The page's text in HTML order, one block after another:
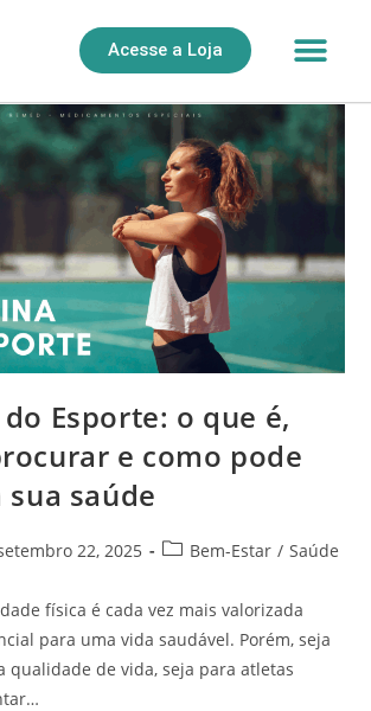
Acesse a Loja
Esporte: o que é,
e como pode
saúde
22, 2025 Bem-Estar / Saúde
física é cada vez mais valorizada
para uma vida saudável. Porém, seja
qualidade de vida, seja para atletas